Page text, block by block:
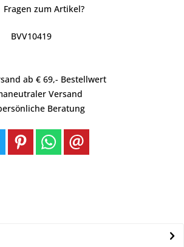
Fragen zum Artikel?
BVV10419
ab € 69,- Bestellwert
Versand
Beratung